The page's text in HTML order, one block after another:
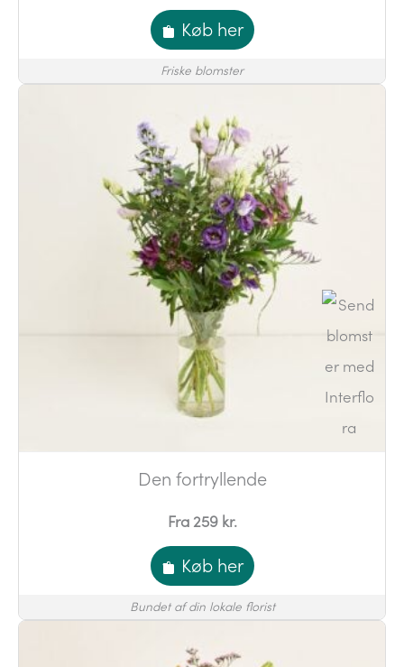
Køb her
Friske blomster
Den fortryllende
Fra 259 kr.
Køb her
Bundet af din lokale florist